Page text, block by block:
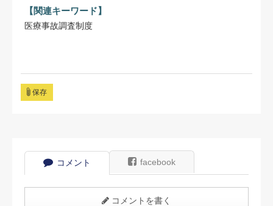
【関連キーワード】
医療事故調査制度
保存
コメント facebook
コメントを書く